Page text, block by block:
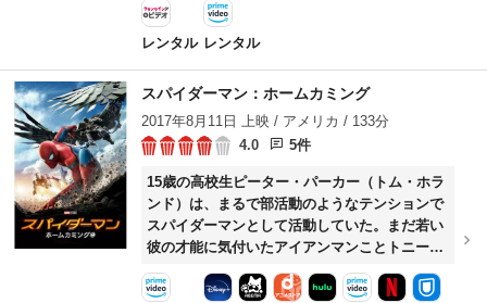
レンタル レンタル
スパイダーマン：ホームカミング
2017年8月11日 上映 / アメリカ / 133分
4.0
5件
15歳の高校生ピーター・パーカー（トム・ホラ
ンド）は、まるで部活動のようなテンションで
スパイダーマンとして活動していた。まだ若い
彼の才能に気付いたアイアンマンことトニー・
スターク（ロバート・ダウニー・Jr）は、ピー
ターを真のヒーローとして育てようとする。ス